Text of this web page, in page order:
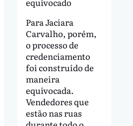
Para Jaciara
Carvalho, porém,
o processo de
credenciamento
foi construído de
maneira
equivocada.
Vendedores que
estão nas ruas